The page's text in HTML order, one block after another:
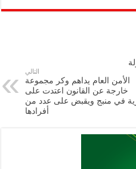
p
gr
ai
ar
التالي
الأمن العام يداهم وكر مجموعة
خارجة عن القانون اعتدت على
في منبج ويقبض على عدد من
أفرادها